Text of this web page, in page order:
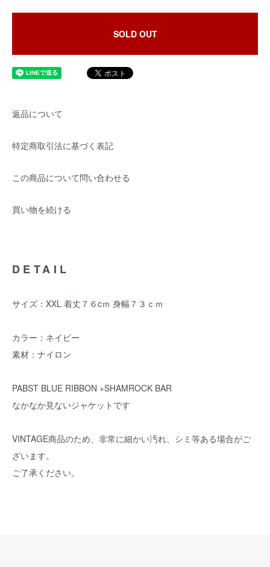
SOLD OUT
返品について
特定商取引法に基づく表記
この商品について問い合わせる
買い物を続ける
DETAIL
サイズ：XXL 着丈７６cｍ 身幅７３ｃｍ
カラー：ネイビー
素材：ナイロン
PABST BLUE RIBBON ×SHAMROCK BAR
なかなか見ないジャケットです
VINTAGE商品のため、非常に細かい汚れ、シミ等ある場合がご
ざいます。
ご了承ください。